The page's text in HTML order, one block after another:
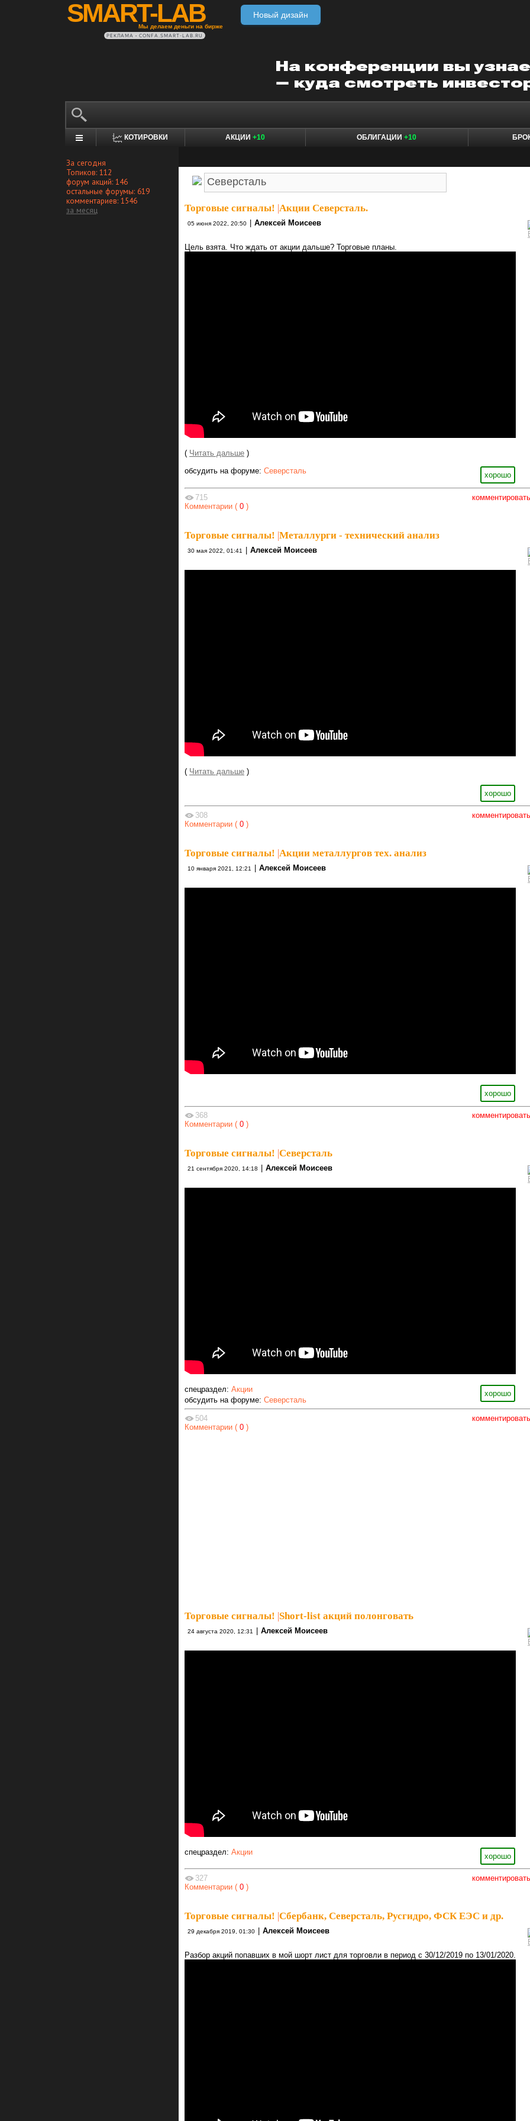
SMART-LAB
Мы делаем деньги на бирже
Новый дизайн
РЕКЛАМА • CONFA.SMART-LAB.RU
КОТИРОВКИ АКЦИИ +10 ОБЛИГАЦИИ +10
За сегодня
Топиков: 112
форум акций: 146
остальные форумы: 619
комментариев: 1546
за месяц
Торговые сигналы! Акции Северсталь.
05 июня 2022, 20:50 Алексей Моисеев
Цель взята. Что ждать от акции дальше? Торговые планы.
( Читать дальше )
хорошо
обсудить на форуме: Северсталь
комментировать
715
Комментарии ( 0 )
Торговые сигналы! |Металлурги - технический анализ
30 мая 2022, 01:41 | Алексей Моисеев
( Читать дальше )
хорошо
комментировать
308
Комментарии ( 0 )
Торговые сигналы! |Акции металлургов тех. анализ
10 января 2021, 12:21 Алексей Моисеев
хорошо
комментировать
368
Комментарии ( 0 )
Торговые сигналы! Северсталь
21 сентября 2020, 14:18 Алексей Моисеев
хорошо
спецраздел: Акции
обсудить на форуме: Северсталь
комментировать
504
Комментарии ( 0 )
Торговые сигналы! |Short-list акций полонговать
24 августа 2020, 12:31 | Алексей Моисеев
хорошо
спецраздел: Акции
комментировать
327
Комментарии ( 0 )
Торговые сигналы! |Сбербанк, Северсталь, Русгидро, ФСК ЕЭС и др.
29 декабря 2019, 01:30 Алексей Моисеев
Разбор акций попавших в мой шорт лист для торговли в период с 30/12/2019 по 13/01/2020.